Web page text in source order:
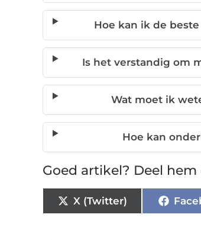
Hoe kan ik de
Is het verstandig om
Wat moet ik
Hoe kan
Goed artikel? Deel hem
X (Twitter)